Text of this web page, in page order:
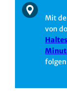
Mit
von
folgen